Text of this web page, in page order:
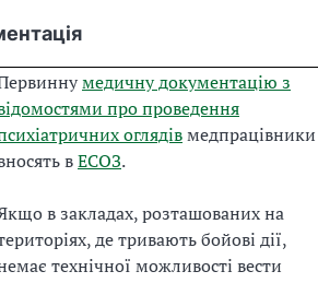
медичну документацію з
про проведення
оглядівмедпрацівники
вЕСОЗ.
в закладах, розташованих на
де тривають бойові дії,
технічної можливості вести